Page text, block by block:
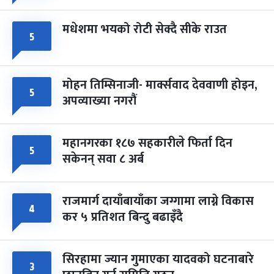
५ मधेशमा भयको रोटी सेक्दै सीके राउत
५ मोहन तिम्सिनाजी- मार्क्सवाद देववाणी होइन,
अपव्याख्या नगरौं
५ महानगरका १८७ सहकारीले फिर्ता दिन
सकेनन् सवा ८ अर्ब
४ राजमार्ग दायाँबायाँका जग्गामा लाग्ने विकास
कर ५ प्रतिशत बिन्दु बढाइँदै
३ सिरहामा ज्यान गुमाएका यादवको घटनाबारे